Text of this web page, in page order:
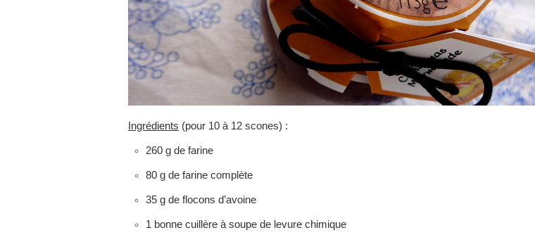
Ingrédients (pour 10 à 12 scones) :
260 g de farine
80 g de farine complète
35 g de flocons d’avoine
1 bonne cuillère à soupe de levure chimique